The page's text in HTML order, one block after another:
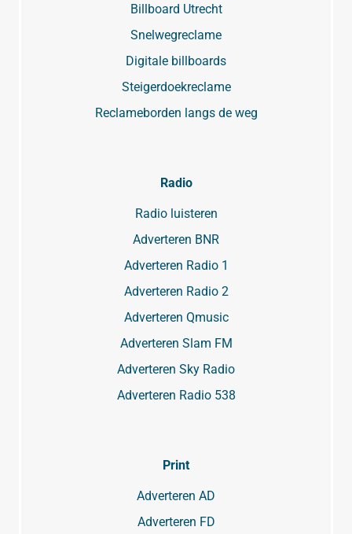
Billboard Utrecht
Snelwegreclame
Digitale billboards
Steigerdoekreclame
Reclameborden langs de weg
Radio
Radio luisteren
Adverteren BNR
Adverteren Radio 1
Adverteren Radio 2
Adverteren Qmusic
Adverteren Slam FM
Adverteren Sky Radio
Adverteren Radio 538
Print
Adverteren AD
Adverteren FD